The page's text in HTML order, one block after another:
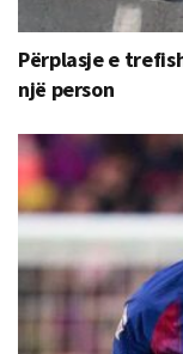
Përplasje e
një person